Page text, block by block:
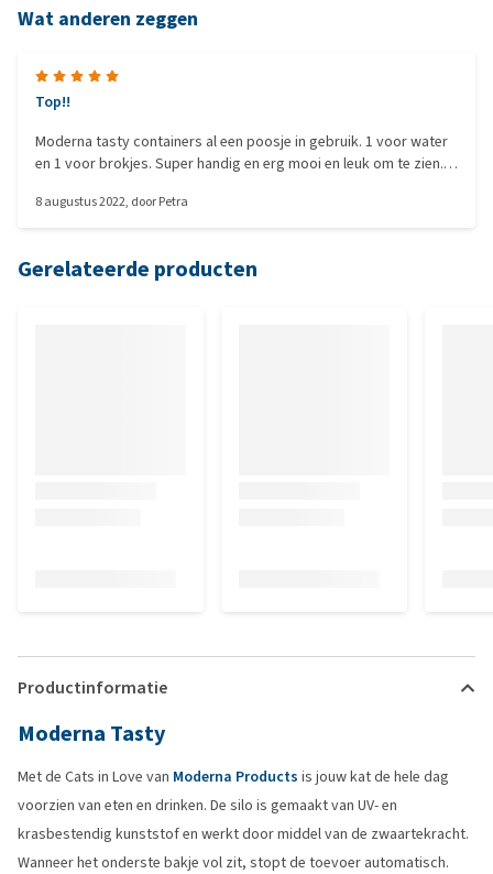
Wat anderen zeggen
Top!!
Moderna tasty containers al een poosje in gebruik. 1 voor water
en 1 voor brokjes. Super handig en erg mooi en leuk om te zien.
8 augustus 2022, doorPetra
Gerelateerde producten
Productinformatie
Moderna Tasty
Met de Cats in Love van Moderna Products is jouw kat de hele dag
voorzien van eten en drinken. De silo is gemaakt van UV- en
krasbestendig kunststof en werkt door middel van de zwaartekracht.
Wanneer het onderste bakje vol zit, stopt de toevoer automatisch.